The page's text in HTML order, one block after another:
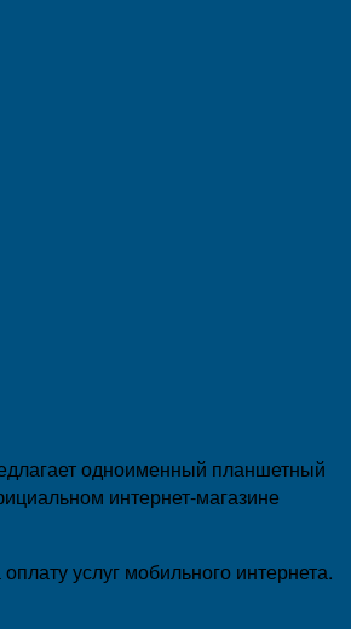
одноименный планшетный
интернет-магазине
услуг мобильного интернета.